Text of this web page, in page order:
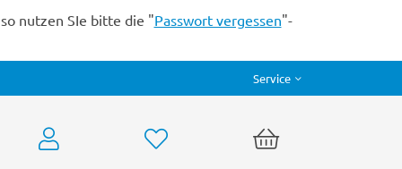
nutzen SIe bitte die "Passwort vergessen"-
Service